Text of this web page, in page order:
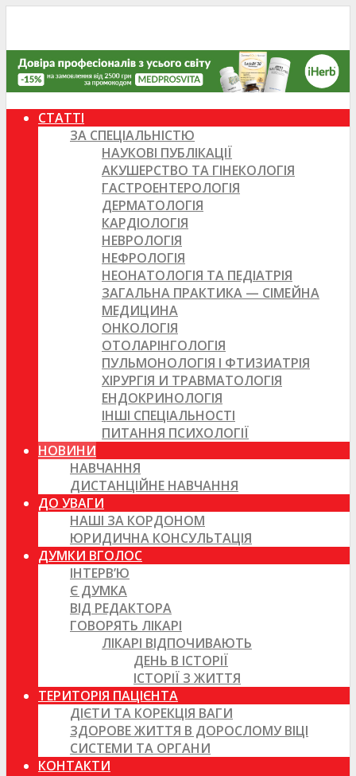
СТАТТІ
ЗА СПЕЦІАЛЬНІСТЮ
НАУКОВІ ПУБЛІКАЦІЇ
АКУШЕРСТВО ТА ГІНЕКОЛОГІЯ
ГАСТРОЕНТЕРОЛОГІЯ
ДЕРМАТОЛОГІЯ
КАРДІОЛОГІЯ
НЕВРОЛОГІЯ
НЕФРОЛОГІЯ
НЕОНАТОЛОГІЯ ТА ПЕДІАТРІЯ
ЗАГАЛЬНА ПРАКТИКА — СІМЕЙНА
МЕДИЦИНА
ОНКОЛОГІЯ
ОТОЛАРІНГОЛОГІЯ
ПУЛЬМОНОЛОГІЯ І ФТИЗИАТРІЯ
ХІРУРГІЯ И ТРАВМАТОЛОГІЯ
ЕНДОКРИНОЛОГІЯ
ІНШІ СПЕЦІАЛЬНОСТІ
ПИТАННЯ ПСИХОЛОГІЇ
НОВИНИ
НАВЧАННЯ
ДИСТАНЦІЙНЕ НАВЧАННЯ
ДО УВАГИ
НАШІ ЗА КОРДОНОМ
ЮРИДИЧНА КОНСУЛЬТАЦІЯ
ДУМКИ ВГОЛОС
ІНТЕРВ’Ю
Є ДУМКА
ВІД РЕДАКТОРА
ГОВОРЯТЬ ЛІКАРІ
ЛІКАРІ ВІДПОЧИВАЮТЬ
ДЕНЬ В ІСТОРІЇ
ІСТОРІЇ З ЖИТТЯ
ТЕРИТОРІЯ ПАЦІЄНТА
ДІЄТИ ТА КОРЕКЦІЯ ВАГИ
ЗДОРОВЕ ЖИТТЯ В ДОРОСЛОМУ ВІЦІ
СИСТЕМИ ТА ОРГАНИ
КОНТАКТИ